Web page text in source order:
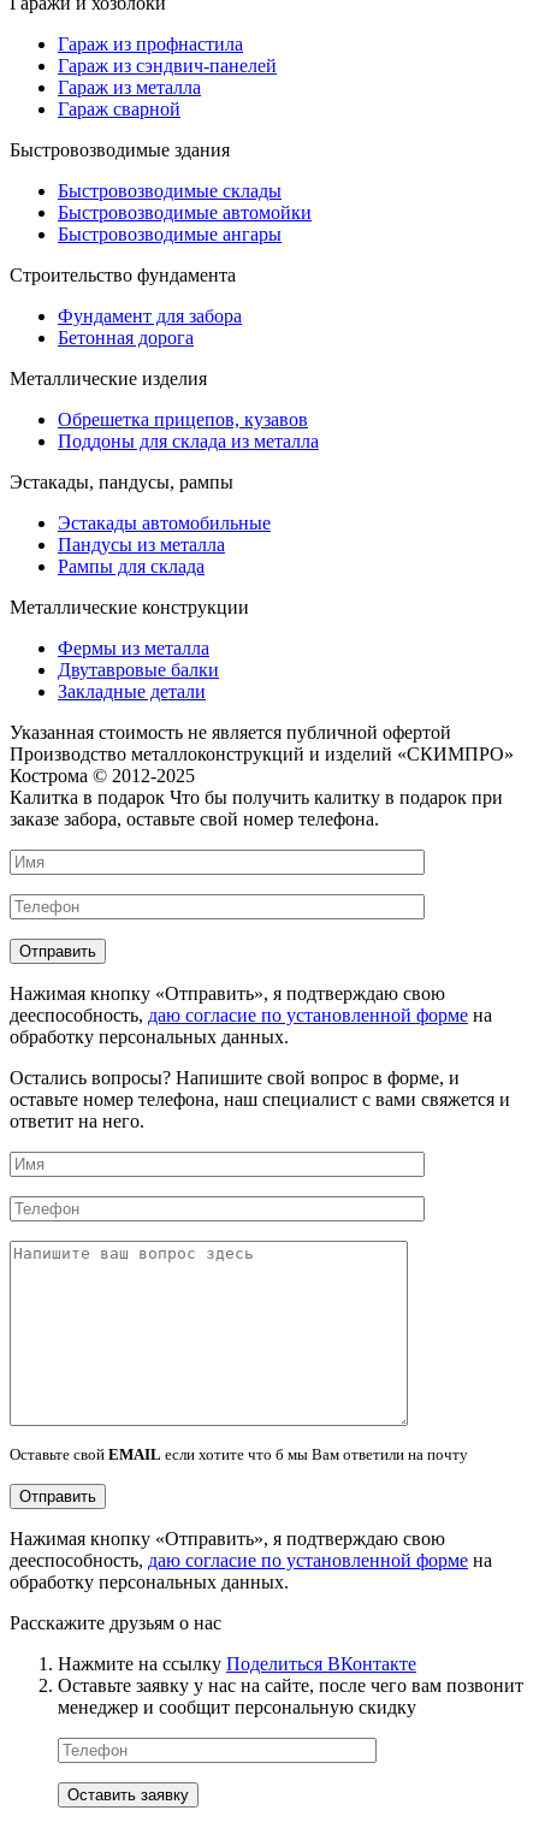
Гараж из профнастила
Гараж из сэндвич-панелей
Гараж из металла
Гараж сварной
Быстровозводимые здания
Быстровозводимые склады
Быстровозводимые автомойки
Быстровозводимые ангары
Строительство фундамента
Фундамент для забора
Бетонная дорога
Металлические изделия
Обрешетка прицепов, кузавов
Поддоны для склада из металла
Эстакады, пандусы, рампы
Эстакады автомобильные
Пандусы из металла
Рампы для склада
Металлические конструкции
Фермы из металла
Двутавровые балки
Закладные детали
Указанная стоимость не является публичной офертой
Производство металлоконструкций и изделий «СКИМПРО»
Кострома © 2012-2025
Калитка в подарок Что бы получить калитку в подарок при
заказе забора, оставьте свой номер телефона.
Нажимая кнопку «Отправить», я подтверждаю свою
дееспособность, даю согласие по установленной форме на
обработку персональных данных.
Остались вопросы? Напишите свой вопрос в форме, и
оставьте номер телефона, наш специалист с вами свяжется и
ответит на него.
Оставьте свой EMAIL если хотите что б мы Вам ответили на почту
Нажимая кнопку «Отправить», я подтверждаю свою
дееспособность, даю согласие по установленной форме на
обработку персональных данных.
Расскажите друзьям о нас
Нажмите на ссылку Поделиться ВКонтакте
Оставьте заявку у нас на сайте, после чего вам позвонит
менеджер и сообщит персональную скидку